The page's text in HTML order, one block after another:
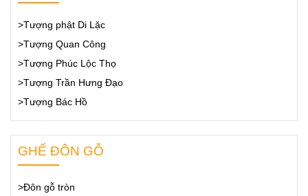
>Tượng phật Di Lặc
>Tượng Quan Công
>Tượng Phúc Lộc Thọ
>Tượng Trần Hưng Đạo
>Tượng Bác Hồ
GHẾ ĐÔN GỖ
>Đôn gỗ tròn